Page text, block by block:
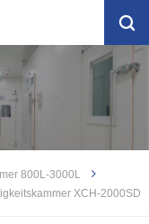
800L-3000L
XCH-2000SD